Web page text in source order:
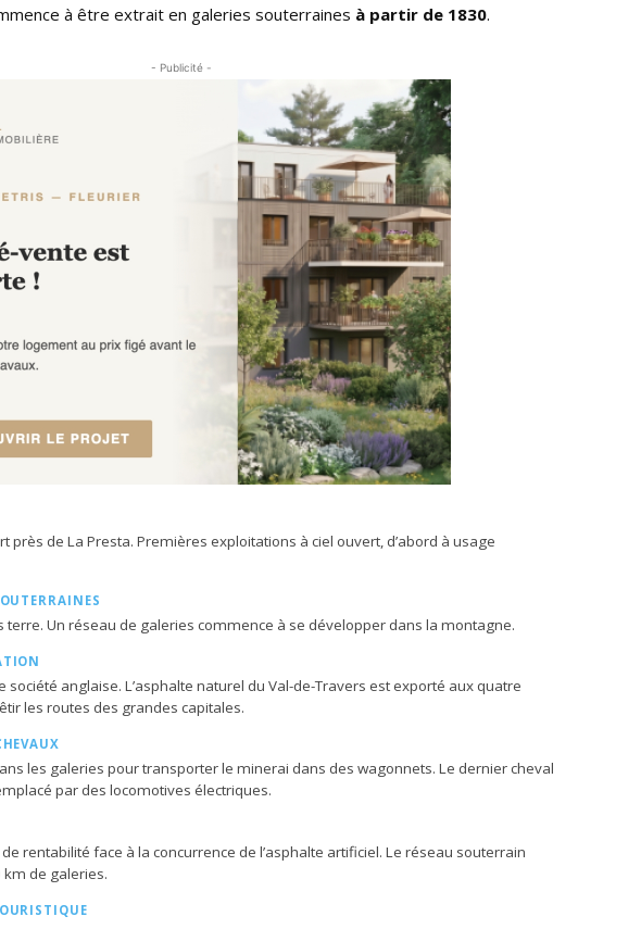
à être extrait en galeries souterraines à partir de 1830.
- Publicité -
près de La Presta. Premières exploitations à ciel ouvert, d’abord à usage
terre. Un réseau de galeries commence à se développer dans la montagne.
société anglaise. L’asphalte naturel du Val-de-Travers est exporté aux quatre
les routes des grandes capitales.
les galeries pour transporter le minerai dans des wagonnets. Le dernier cheval
par des locomotives électriques.
rentabilité face à la concurrence de l’asphalte artificiel. Le réseau souterrain
de galeries.